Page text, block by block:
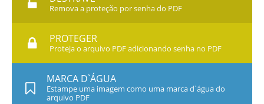
Remova a proteção por senha do PDF
PROTEGER
Proteja o arquivo PDF adicionando senha no PDF
MARCA D`ÁGUA
Estampe uma imagem como uma marca d`água do
arquivo PDF